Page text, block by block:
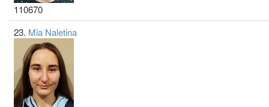
110670
23. Mia Naletina